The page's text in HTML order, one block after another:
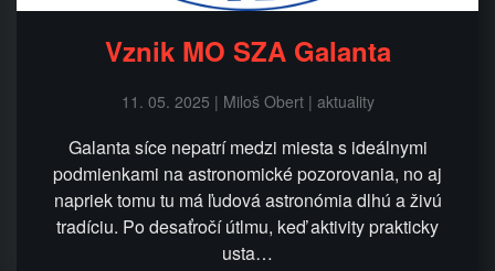
Vznik MO SZA Galanta
11. 05. 2025 | Miloš Obert | aktuality
Galanta síce nepatrí medzi miesta s ideálnymi
podmienkami na astronomické pozorovania, no aj
napriek tomu tu má ľudová astronómia dlhú a živú
tradíciu. Po desaťročí útlmu, keď aktivity prakticky
usta…